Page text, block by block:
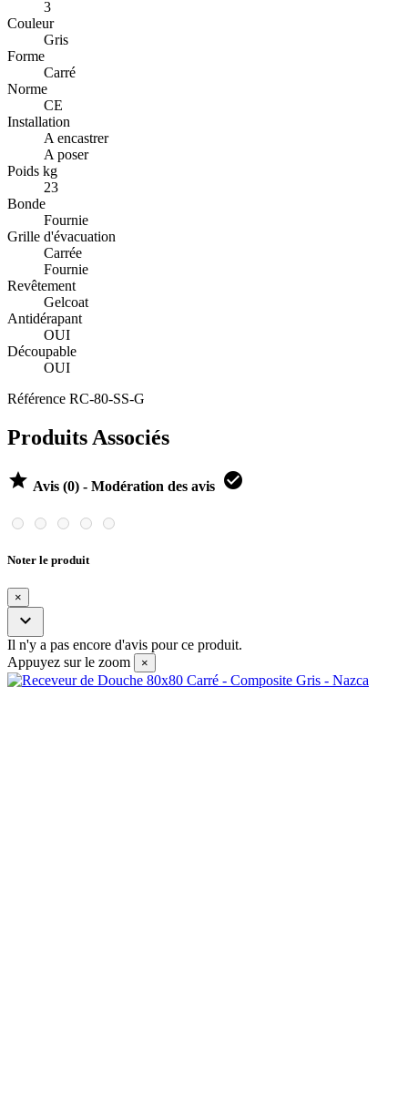
3
Couleur
Gris
Forme
Carré
Norme
CE
Installation
A encastrer
A poser
Poids kg
23
Bonde
Fournie
Grille d'évacuation
Carrée
Fournie
Revêtement
Gelcoat
Antidérapant
OUI
Découpable
OUI
Référence RC-80-SS-G
Produits Associés
 Avis (0) - Modération des avis 
Noter le produit
×

Il n'y a pas encore d'avis pour ce produit.
Appuyez sur le zoom
×